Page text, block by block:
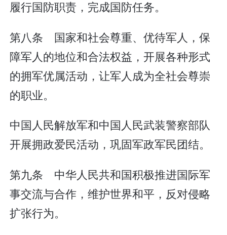
履行国防职责，完成国防任务。
第八条 国家和社会尊重、优待军人，保
障军人的地位和合法权益，开展各种形式
的拥军优属活动，让军人成为全社会尊崇
的职业。
中国人民解放军和中国人民武装警察部队
开展拥政爱民活动，巩固军政军民团结。
第九条 中华人民共和国积极推进国际军
事交流与合作，维护世界和平，反对侵略
扩张行为。